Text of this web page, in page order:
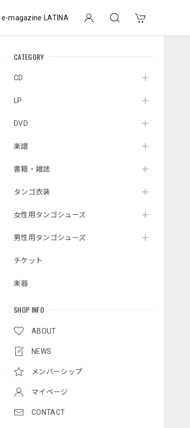
e-magazine LATINA
CATEGORY
CD
LP
DVD
楽譜
書籍・雑誌
タンゴ衣装
女性用タンゴシューズ
男性用タンゴシューズ
チケット
楽器
SHOP INFO
ABOUT
NEWS
メンバーシップ
マイページ
CONTACT